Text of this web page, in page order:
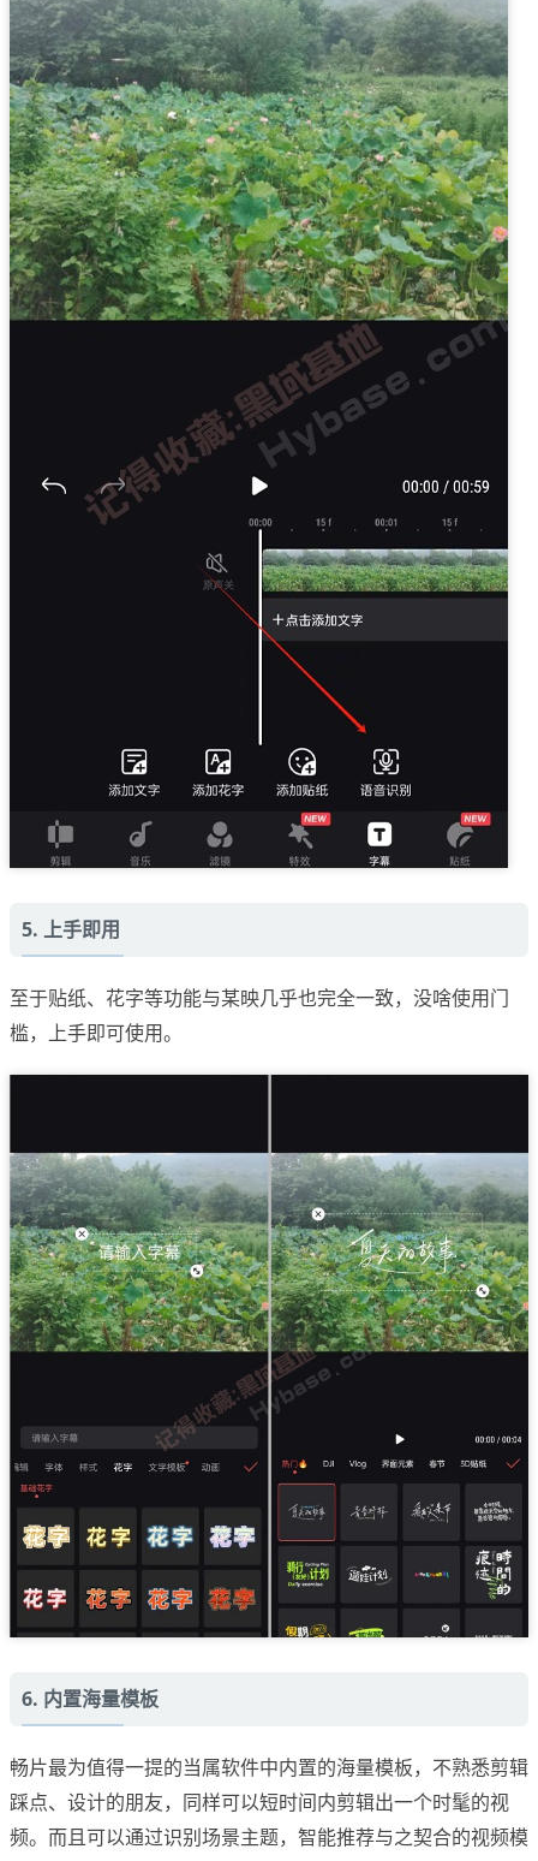
5. 上手即用
至于贴纸、花字等功能与某映几乎也完全一致，没啥使用门
槛，上手即可使用。
6. 内置海量模板
畅片最为值得一提的当属软件中内置的海量模板，不熟悉剪辑
踩点、设计的朋友，同样可以短时间内剪辑出一个时髦的视
频。而且可以通过识别场景主题，智能推荐与之契合的视频模